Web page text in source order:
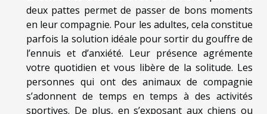
deux pattes permet de passer de bons moments
en leur compagnie. Pour les adultes, cela constitue
parfois la solution idéale pour sortir du gouffre de
l’ennuis et d’anxiété. Leur présence agrémente
votre quotidien et vous libère de la solitude. Les
personnes qui ont des animaux de compagnie
s’adonnent de temps en temps à des activités
sportives. De plus, en s’exposant aux chiens ou